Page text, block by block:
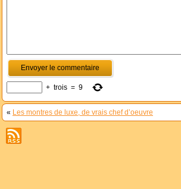
+ trois = 9
« Les montres de luxe, de vrais chef d’oeuvre